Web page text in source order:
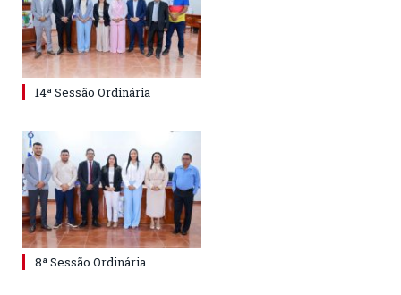
14ª Sessão Ordinária
8ª Sessão Ordinária